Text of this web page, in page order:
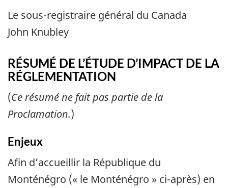
Le sous-registraire général du Canada
John Knubley
RÉSUMÉ DE L’ÉTUDE D’IMPACT DE LA
RÉGLEMENTATION
(Ce résumé ne fait pas partie de la
Proclamation.)
Enjeux
Afin d’accueillir la République du
Monténégro (« le Monténégro » ci-après) en